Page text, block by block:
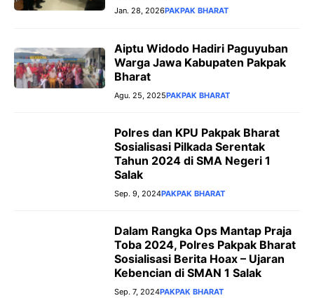
Jan. 28, 2026PAKPAK BHARAT
Aiptu Widodo Hadiri Paguyuban
Warga Jawa Kabupaten Pakpak
Bharat
Agu. 25, 2025PAKPAK BHARAT
Polres dan KPU Pakpak Bharat
Sosialisasi Pilkada Serentak
Tahun 2024 di SMA Negeri 1
Salak
Sep. 9, 2024PAKPAK BHARAT
Dalam Rangka Ops Mantap Praja
Toba 2024, Polres Pakpak Bharat
Sosialisasi Berita Hoax – Ujaran
Kebencian di SMAN 1 Salak
Sep. 7, 2024PAKPAK BHARAT